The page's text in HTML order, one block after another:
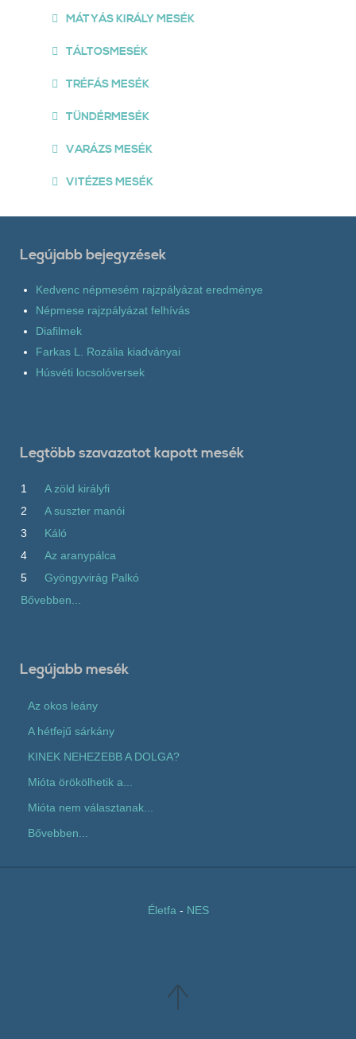
MÁTYÁS KIRÁLY MESÉK
TÁLTOSMESÉK
TRÉFÁS MESÉK
TÜNDÉRMESÉK
VARÁZS MESÉK
VITÉZES MESÉK
Legújabb bejegyzések
Kedvenc népmesém rajzpályázat eredménye
Népmese rajzpályázat felhívás
Diafilmek
Farkas L. Rozália kiadványai
Húsvéti locsolóversek
Legtöbb szavazatot kapott mesék
1
A zöld királyfi
2
A suszter manói
3
Káló
4
Az aranypálca
5
Gyöngyvirág Palkó
Bővebben...
Legújabb mesék
Az okos leány
A hétfejű sárkány
KINEK NEHEZEBB A DOLGA?
Mióta örökölhetik a...
Mióta nem választanak...
Bővebben...
Életfa - NES